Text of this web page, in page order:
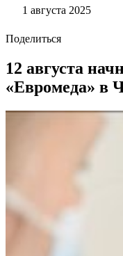
1 августа 2025
Поделиться
12 августа
«Евромеда» в